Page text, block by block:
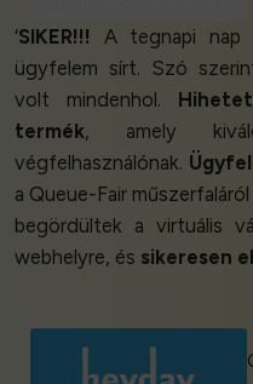
‘SIKER!!! A tegnapi nap
ügyfelem sírt. Szó
volt mindenhol.
termék, amely
végfelhasználónak.
a Queue-Fair
begördültek a virtuális
webhelyre, és sikeresen